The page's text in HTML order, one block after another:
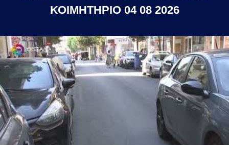
ΚΟΙΜΗΤΗΡΙΟ 04 08 2026